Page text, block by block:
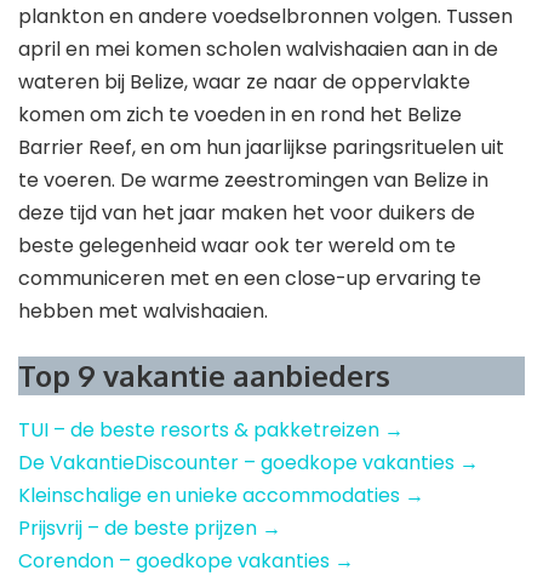
plankton en andere voedselbronnen volgen. Tussen
april en mei komen scholen walvishaaien aan in de
wateren bij Belize, waar ze naar de oppervlakte
komen om zich te voeden in en rond het Belize
Barrier Reef, en om hun jaarlijkse paringsrituelen uit
te voeren. De warme zeestromingen van Belize in
deze tijd van het jaar maken het voor duikers de
beste gelegenheid waar ook ter wereld om te
communiceren met en een close-up ervaring te
hebben met walvishaaien.
Top 9 vakantie aanbieders
TUI – de beste resorts & pakketreizen →
De VakantieDiscounter – goedkope vakanties →
Kleinschalige en unieke accommodaties →
Prijsvrij – de beste prijzen →
Corendon – goedkope vakanties →